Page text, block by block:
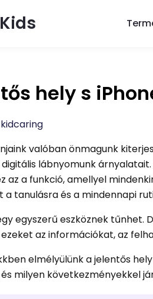
hely s
valóban önmagunk
lábnyomunk
az a funkció, amellyel
a tanulásra és a mindennapi
egyszerű eszköznek tűnhet.
az információkat, az
elmélyülünk a jelentős
milyen következményekkel